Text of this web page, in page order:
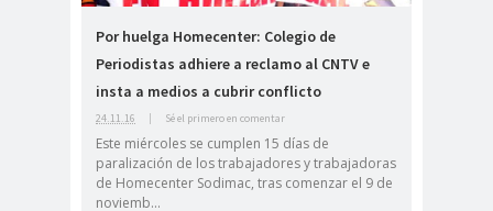
Carlos
Cuadrado
Carlos
Margotta
Carlos
Montes
Carlos
Oliva
Carnaval Con la Fuerza
del Sol 2019
Carolina
Carolina
Por huelga Homecenter: Colegio de
Periodistas adhiere a reclamo al CNTV e
insta a medios a cubrir conflicto
24.11.16 | Sé el primero en comentar
Este miércoles se cumplen 15 días de
paralización de los trabajadores y trabajadoras
de Homecenter Sodimac, tras comenzar el 9 de
noviemb...